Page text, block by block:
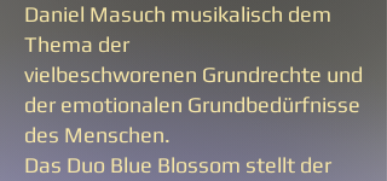
Daniel Masuch musikalisch dem
Thema der
vielbeschworenen Grundrechte und
der emotionalen Grundbedürfnisse
des Menschen.
Das Duo Blue Blossom stellt der